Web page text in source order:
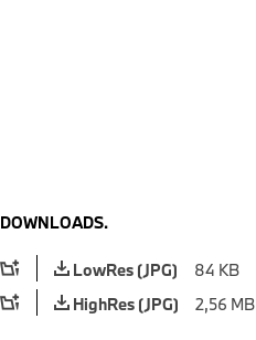
DOWNLOADS.
LowRes (JPG)
84 KB
HighRes (JPG)
2,56 MB